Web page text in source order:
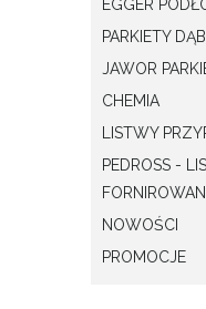
EGGER
PARKIETY
JAWOR
CHEMIA
LISTWY
PEDROSS -
NOWOŚCI
PROMOCJE